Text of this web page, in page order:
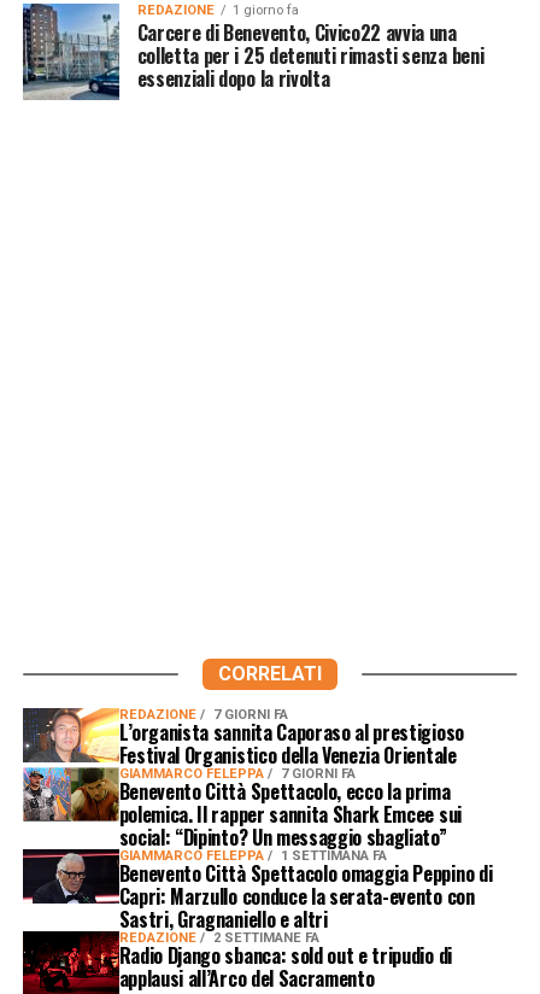
REDAZIONE 1 giorno fa
Carcere di Benevento, Civico22 avvia una
colletta per i 25 detenuti rimasti senza beni
essenziali dopo la rivolta
CORRELATI
REDAZIONE 7 GIORNI FA
L’organista sannita Caporaso al prestigioso
Festival Organistico della Venezia Orientale
GIAMMARCO FELEPPA 7 GIORNI FA
Benevento Città Spettacolo, ecco la prima
polemica. Il rapper sannita Shark Emcee sui
social: “Dipinto? Un messaggio sbagliato”
GIAMMARCO FELEPPA 1 SETTIMANA FA
Benevento Città Spettacolo omaggia Peppino di
Capri: Marzullo conduce la serata-evento con
Sastri, Gragnaniello e altri
REDAZIONE 2 SETTIMANE FA
Radio Django sbanca: sold out e tripudio di
applausi all’Arco del Sacramento